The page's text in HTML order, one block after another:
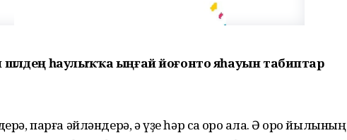
шәлдең һаулыҡҡа ыңғай йоғонто яһауын табиптар
парға әйләндерә, ә үҙе һәр саҡ ҡоро ҡала. Ә ҡоро йылының